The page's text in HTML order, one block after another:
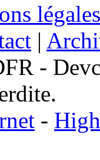
légales
|
-
-